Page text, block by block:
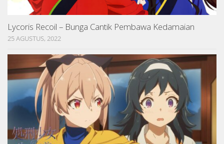
Lycoris Recoil – Bunga Cantik Pembawa Kedamaian
25 AGUSTUS, 2022